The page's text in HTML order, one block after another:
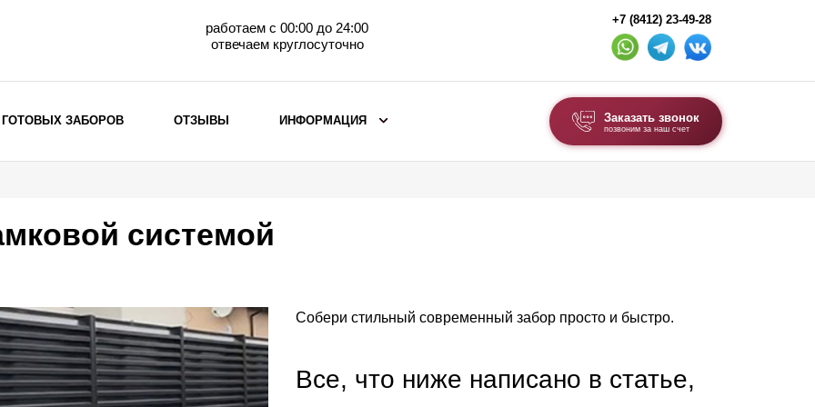
работаем с 00:00 до 24:00
отвечаем круглосуточно
+7 (8412) 23-49-28
Заборы с кирпичными столбами
Заборы из евроштакетника
Забор жалюзи с кирпичными столбами
Металлические заборы
Металлические ограждения
ВОРОТА И КАЛИТКИ
Ворота распашные
ГОТОВЫХ ЗАБОРОВ ОТЗЫВЫ ИНФОРМАЦИЯ Заказать звонок
позвоним за наш счет
системой
Собери стильный современный забор просто и быстро.
Все, что ниже написано в статье,